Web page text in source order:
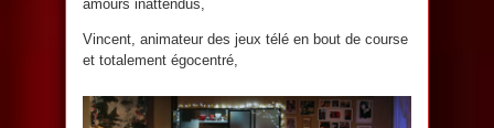
amours inattendus,
Vincent, animateur des jeux télé en bout de course
et totalement égocentré,